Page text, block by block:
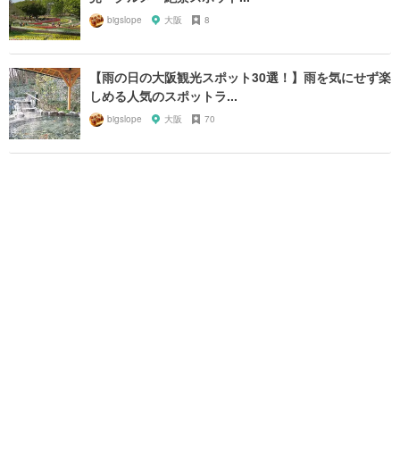
bigslope 大阪 8
【雨の日の大阪観光スポット30選！】雨を気にせず楽
しめる人気のスポットラ...
bigslope 大阪 70